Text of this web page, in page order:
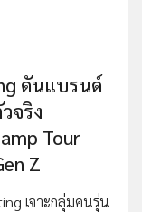
ดันแบรนด์
จริง
Tour
Z
เจาะกลุ่มคนรุ่น